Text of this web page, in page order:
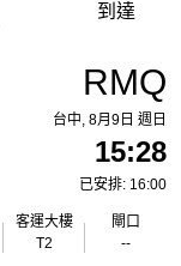
到達
RMQ
台中, 8月9日 週日
15:28
已安排: 16:00
客運大樓
T2
閘口
--